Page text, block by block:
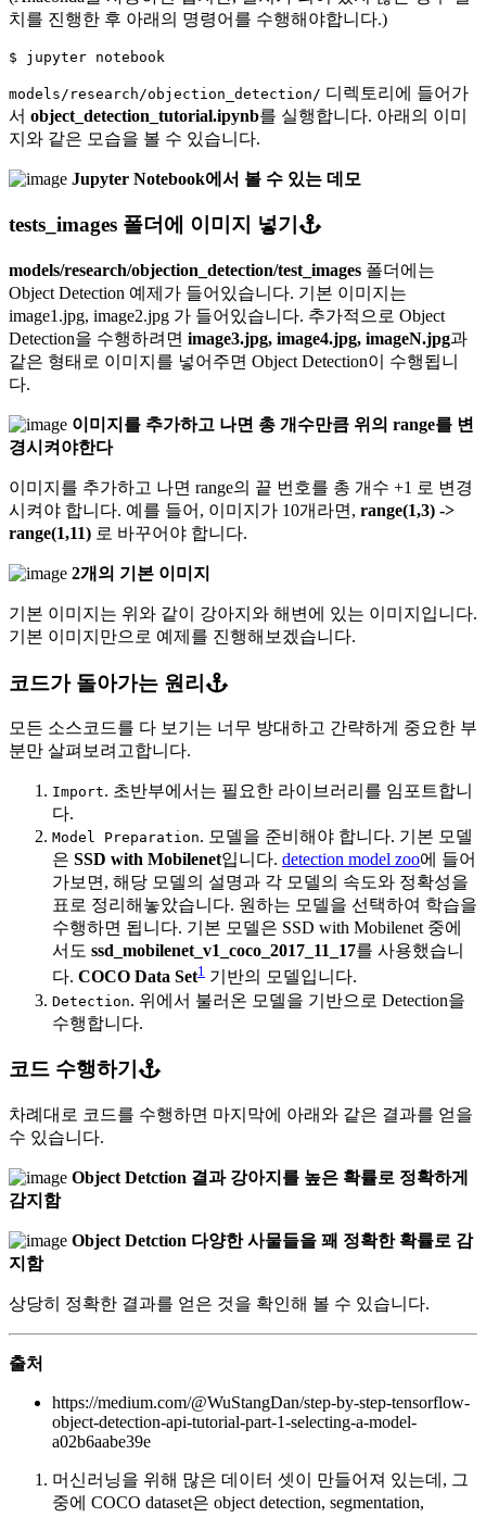
치를 진행한 후 아래의 명령어를 수행해야합니다.)
$
models/research/objection_detection/ 디렉토리에 들어가
서 object_detection_tutorial.ipynb를 실행합니다. 아래의 이미
지와 같은 모습을 볼 수 있습니다.
Jupyter Notebook에서 볼 수 있는 데모
tests_images 폴더에 이미지 넣기
models/research/objection_detection/test_images 폴더에는
Object Detection 예제가 들어있습니다. 기본 이미지는
image1.jpg, image2.jpg 가 들어있습니다. 추가적으로 Object
Detection을 수행하려면 image3.jpg, image4.jpg, imageN.jpg과
같은 형태로 이미지를 넣어주면 Object Detection이 수행됩니
다.
이미지를 추가하고 나면 총 개수만큼 위의 range를 변
경시켜야한다
이미지를 추가하고 나면 range의 끝 번호를 총 개수 +1 로 변경
시켜야 합니다. 예를 들어, 이미지가 10개라면, range(1,3) ->
range(1,11) 로 바꾸어야 합니다.
2개의 기본 이미지
기본 이미지는 위와 같이 강아지와 해변에 있는 이미지입니다.
기본 이미지만으로 예제를 진행해보겠습니다.
코드가 돌아가는 원리
모든 소스코드를 다 보기는 너무 방대하고 간략하게 중요한 부
분만 살펴보려고합니다.
Import. 초반부에서는 필요한 라이브러리를 임포트합니
다.
Model Preparation. 모델을 준비해야 합니다. 기본 모델
은 SSD with Mobilenet입니다. detection model zoo에 들어
가보면, 해당 모델의 설명과 각 모델의 속도와 정확성을
표로 정리해놓았습니다. 원하는 모델을 선택하여 학습을
수행하면 됩니다. 기본 모델은 SSD with Mobilenet 중에
서도 ssd_mobilenet_v1_coco_2017_11_17를 사용했습니
다. COCO Data Set1 기반의 모델입니다.
Detection. 위에서 불러온 모델을 기반으로 Detection을
수행합니다.
코드 수행하기
차례대로 코드를 수행하면 마지막에 아래와 같은 결과를 얻을
수 있습니다.
Object Detction 결과 강아지를 높은 확률로 정확하게
감지함
Object Detction 다양한 사물들을 꽤 정확한 확률로 감
지함
상당히 정확한 결과를 얻은 것을 확인해 볼 수 있습니다.
출처
https://medium.com/@WuStangDan/step-by-step-tensorflow-
object-detection-api-tutorial-part-1-selecting-a-model-
a02b6aabe39e
머신러닝을 위해 많은 데이터 셋이 만들어져 있는데, 그
중에 COCO dataset은 object detection, segmentation,